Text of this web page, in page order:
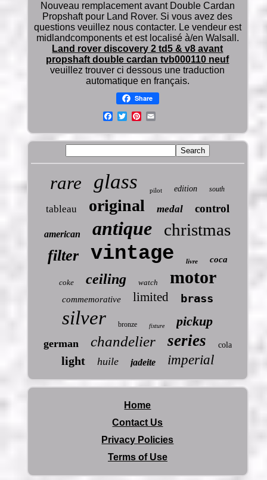
Nouveau remplacement avant Double Cardan
Propshaft pour Land Rover. Si vous avez des
questions veuillez nous contacter. Le vendeur est
midlandcomponents et est localisé à/en Walsall.
Land rover discovery 2 td5 & v8 avant
propshaft double cardan tvb000110 neuf
veuillez trouver ci dessous une traduction
automatique en français.
Share
rare glass pilot edition south
tableau original medal control
american antique christmas
filter vintage livre coca
coke ceiling watch motor
commemorative limited brass
silver bronze fixture pickup
german chandelier series cola
light huile jadeite imperial
Home
Contact Us
Privacy Policies
Terms of Use